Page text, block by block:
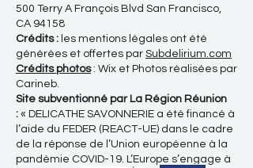
500 Terry A François Blvd San Francisco,
CA 94158
Crédits : les mentions légales ont été
générées et offertes par Subdelirium.com
Crédits photos: Wix et Photos réalisées par
Carineb.
Site subventionné par La Région Réunion
: « DELICATHE SAVONNERIE a été financé à
l’aide du FEDER (REACT-UE) dans le cadre
de la réponse de l’Union européenne à la
pandémie COVID-19. L’Europe s’engage à